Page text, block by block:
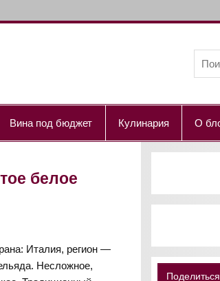
Вина под бюджет Кулинария О
белое
Италия, регион —
Несложное,